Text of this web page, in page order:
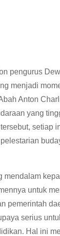
pengurus
menjadi
Anton
yang
setiap
untuk
pemerintah
serius
Hal ini